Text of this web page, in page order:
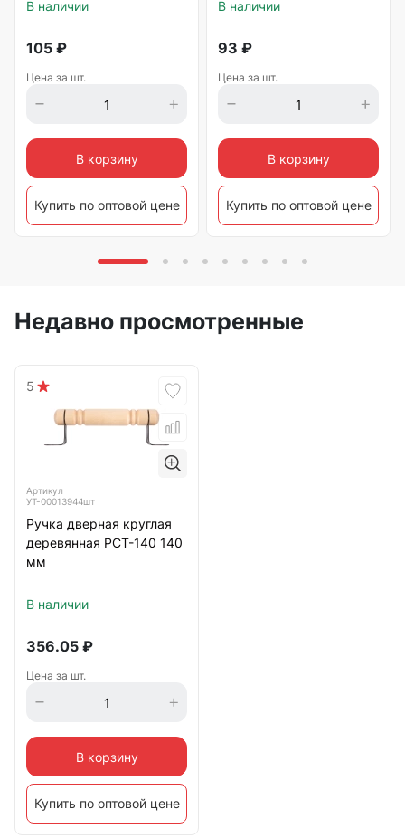
В наличии
105 ₽
Цена за шт.
В корзину
Купить по оптовой цене
В наличии
93 ₽
Цена за шт.
В корзину
Купить по оптовой цене
Недавно просмотренные
5
Артикул
УТ-00013944шт
Ручка дверная круглая
деревянная РСТ-140 140
мм
В наличии
356.05 ₽
Цена за шт.
В корзину
Купить по оптовой цене